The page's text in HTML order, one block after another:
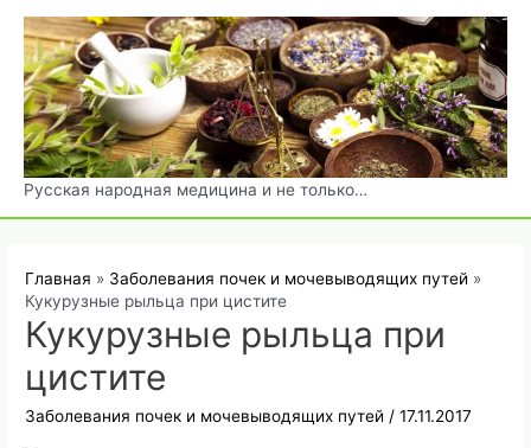
Перейти
содержимому
Русская народная медицина и не только…
Главная
Заболевания почек и мочевыводящих путей
Кукурузные рыльца при цистите
Кукурузные рыльца при
цистите
Заболевания почек и мочевыводящих путей /17.11.2017